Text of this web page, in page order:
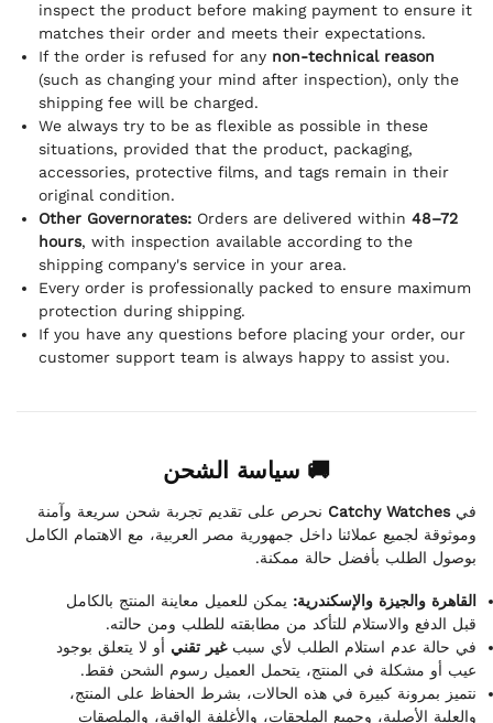
inspect the product before making payment to ensure it
matches their order and meets their expectations.
If the order is refused for any non-technical reason
(such as changing your mind after inspection), only the
shipping fee will be charged.
We always try to be as flexible as possible in these
situations, provided that the product, packaging,
accessories, protective films, and tags remain in their
original condition.
Other Governorates: Orders are delivered within 48–72
hours, with inspection available according to the
shipping company's service in your area.
Every order is professionally packed to ensure maximum
protection during shipping.
If you have any questions before placing your order, our
customer support team is always happy to assist you.
🚚 سياسة الشحن
فيCatchy Watches نحرص على تقديم تجربة شحن سريعة وآمنة
وموثوقة لجميع عملائنا داخل جمهورية مصر العربية، مع الاهتمام الكامل
بوصول الطلب بأفضل حالة ممكنة.
القاهرة والجيزة والإسكندرية: يمكن للعميل معاينة المنتج بالكامل
قبل الدفع والاستلام للتأكد من مطابقته للطلب ومن حالته.
في حالة عدم استلام الطلب لأي سببغير تقني أو لا يتعلق بوجود
عيب أو مشكلة في المنتج، يتحمل العميل رسوم الشحن فقط.
نتميز بمرونة كبيرة في هذه الحالات، بشرط الحفاظ على المنتج،
والعلبة الأصلية، وجميع الملحقات، والأغلفة الواقية، والملصقات